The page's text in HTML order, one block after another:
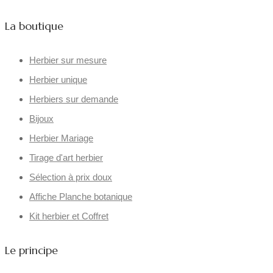
La boutique
Herbier sur mesure
Herbier unique
Herbiers sur demande
Bijoux
Herbier Mariage
Tirage d'art herbier
Sélection à prix doux
Affiche Planche botanique
Kit herbier et Coffret
Le principe